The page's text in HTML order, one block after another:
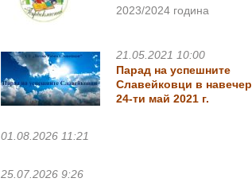
2023/2024 година
21.05.2021 10:00
Парад на успешните
Славейковци в
24-ти май 2021 г.
01.08.2026 11:21
25.07.2026 9:26